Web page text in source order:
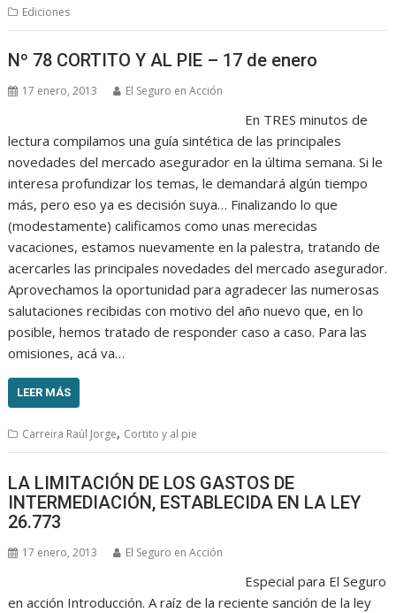
Ediciones
Nº 78 CORTITO Y AL PIE – 17 de enero
17 enero, 2013 El Seguro en Acción
En TRES minutos de
lectura compilamos una guía sintética de las principales
novedades del mercado asegurador en la última semana. Si le
interesa profundizar los temas, le demandará algún tiempo
más, pero eso ya es decisión suya… Finalizando lo que
(modestamente) calificamos como unas merecidas
vacaciones, estamos nuevamente en la palestra, tratando de
acercarles las principales novedades del mercado asegurador.
Aprovechamos la oportunidad para agradecer las numerosas
salutaciones recibidas con motivo del año nuevo que, en lo
posible, hemos tratado de responder caso a caso. Para las
omisiones, acá va…
LEER MÁS
Carreira Raúl Jorge, Cortito y al pie
LA LIMITACIÓN DE LOS GASTOS DE
INTERMEDIACIÓN, ESTABLECIDA EN LA LEY
26.773
17 enero, 2013 El Seguro en Acción
Especial para El Seguro
en acción Introducción. A raíz de la reciente sanción de la ley